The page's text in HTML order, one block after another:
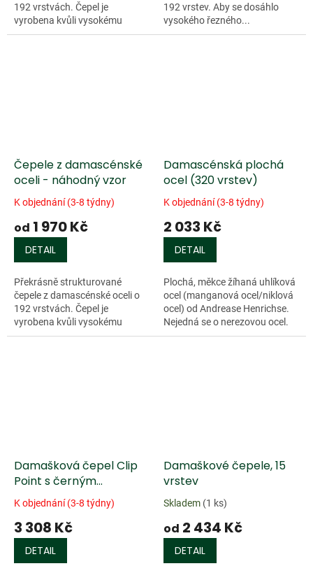
192 vrstvách. Čepel je
vyrobena kvůli vysokému
řeznému výkonu z...
192 vrstev. Aby se dosáhlo
vysokého řezného...
Čepele z damascénské
oceli - náhodný vzor
K objednání (3-8 týdny)
od 1 970 Kč
DETAIL
Překrásně strukturované
čepele z damascénské oceli o
192 vrstvách. Čepel je
vyrobena kvůli vysokému
řeznému výkonu z...
Damascénská plochá
ocel (320 vrstev)
K objednání (3-8 týdny)
2 033 Kč
DETAIL
Plochá, měkce žíhaná uhlíková
ocel (manganová ocel/niklová
ocel) od Andrease Henrichse.
Nejedná se o nerezovou ocel.
Instrukce ke kalení přiloženy.
Damašková čepel Clip
Point s černým
kovaným povrchem
K objednání (3-8 týdny)
3 308 Kč
DETAIL
Damaškové čepele, 15
vrstev
Skladem (1 ks)
od 2 434 Kč
DETAIL